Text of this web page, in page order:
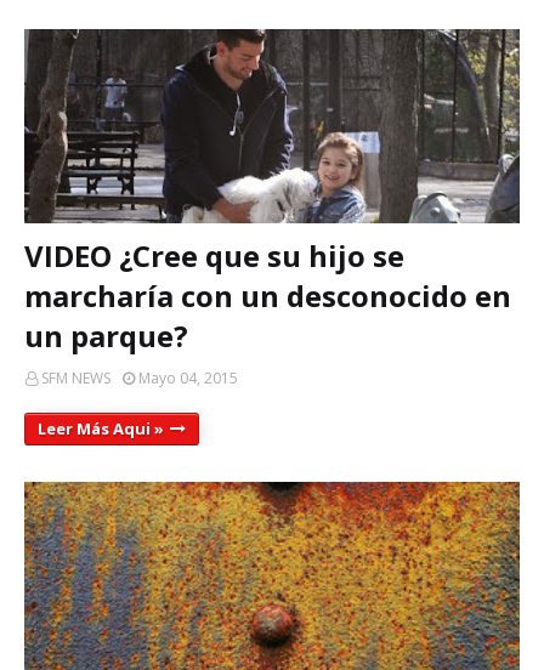
VIDEO ¿Cree que su hijo se
marcharía con un desconocido en
un parque?
SFM NEWS Mayo 04, 2015
Leer Más Aqui »